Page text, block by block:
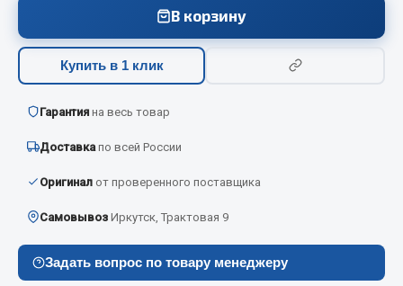
МЕТИЗЫ
Гайки
Кольца стопорные
Пружины
Хомуты
В корзину
Купить в 1 клик
Гарантия на весь товар
Доставка по всей России
Оригинал от проверенного поставщика
Самовывоз Иркутск, Трактовая 9
Задать вопрос по товару менеджеру